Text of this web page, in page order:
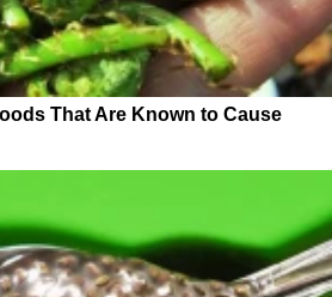
That Are Known to Cause